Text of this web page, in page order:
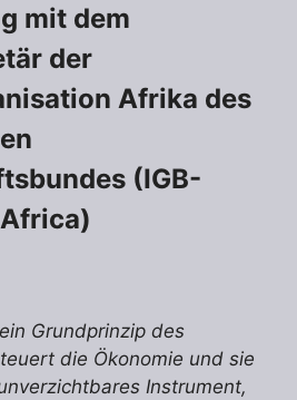
mit dem
der
Afrika des
(IGB-
Grundprinzip des
die Ökonomie und sie
Instrument,